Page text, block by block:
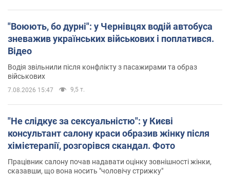
"Воюють, бо дурні": у Чернівцях водій автобуса
зневажив українських військових і поплатився.
Відео
Водія звільнили після конфлікту з пасажирами та образ
військових
7.08.2026 15:47 9,5 т.
"Не слідкує за сексуальністю": у Києві
консультант салону краси образив жінку після
хімієтерапії, розгорівся скандал. Фото
Працівник салону почав надавати оцінку зовнішності жінки,
сказавши, що вона носить "чоловічу стрижку"